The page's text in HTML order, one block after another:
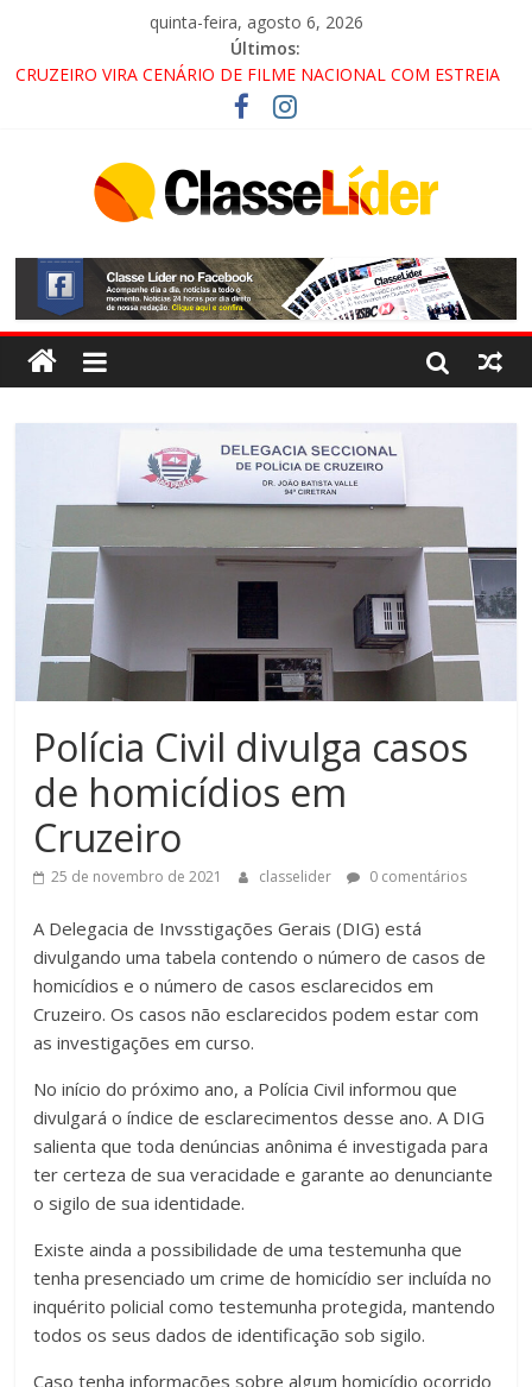
quinta-feira, agosto 6, 2026
Últimos:
CRUZEIRO VIRA CENÁRIO DE FILME NACIONAL COM ESTREIA
PROMOTOR DO GAECO
ACESSO À APARECIDA NA DUTRA SERÁ BLOQUEADO NO FIM
ALTERNATIVAS
LORENA, PINDAMONHANGABA E QUELUZ NA RETA FINAL
PELA FÁBRICA DA COCA-COLA!
Polícia Civil divulga casos
de homicídios em
Cruzeiro
25 de novembro de 2021 classelider 0 comentários
A Delegacia de Invsstigações Gerais (DIG) está
divulgando uma tabela contendo o número de casos de
homicídios e o número de casos esclarecidos em
Cruzeiro. Os casos não esclarecidos podem estar com
as investigações em curso.
No início do próximo ano, a Polícia Civil informou que
divulgará o índice de esclarecimentos desse ano. A DIG
salienta que toda denúncias anônima é investigada para
ter certeza de sua veracidade e garante ao denunciante
o sigilo de sua identidade.
Existe ainda a possibilidade de uma testemunha que
tenha presenciado um crime de homicídio ser incluída no
inquérito policial como testemunha protegida, mantendo
todos os seus dados de identificação sob sigilo.
Caso tenha informações sobre algum homicídio ocorrido